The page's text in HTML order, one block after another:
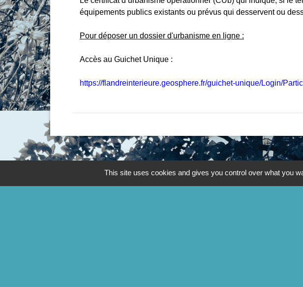
équipements publics existants ou prévus qui desservent ou
Pour déposer un dossier d'urbanisme en ligne :
Accès au Guichet Unique :
https://flandreinterieure.geosphere.fr/guichet-unique/Login/
This site uses cookies and gives you control over what you